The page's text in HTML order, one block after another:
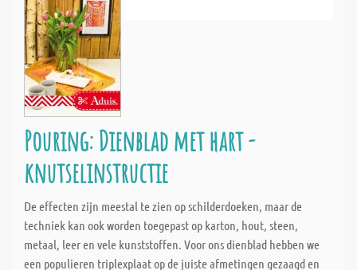
Pouring: Dienblad met hart -
knutselinstructie
De effecten zijn meestal te zien op schilderdoeken, maar de
techniek kan ook worden toegepast op karton, hout, steen,
metaal, leer en vele kunststoffen. Voor ons dienblad hebben we
een populieren triplexplaat op de juiste afmetingen gezaagd en